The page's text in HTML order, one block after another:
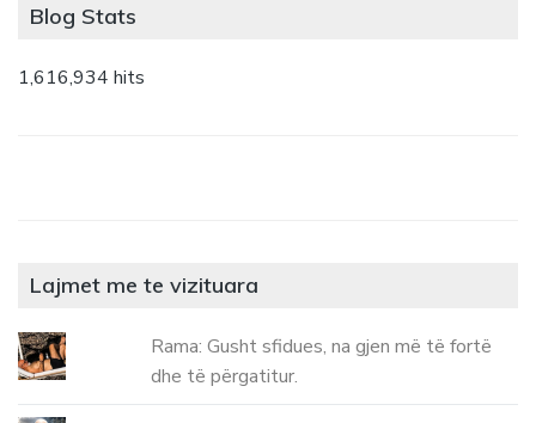
Blog Stats
1,616,934 hits
Lajmet me te vizituara
Rama: Gusht sfidues, na gjen më të fortë
dhe të përgatitur.